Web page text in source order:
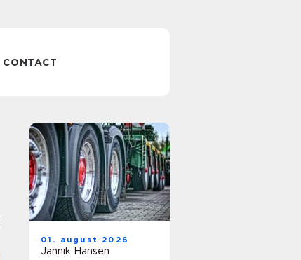
CONTACT
01. august 2026
Jannik Hansen